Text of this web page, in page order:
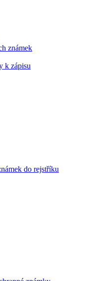
známek
k zápisu
do rejstříku